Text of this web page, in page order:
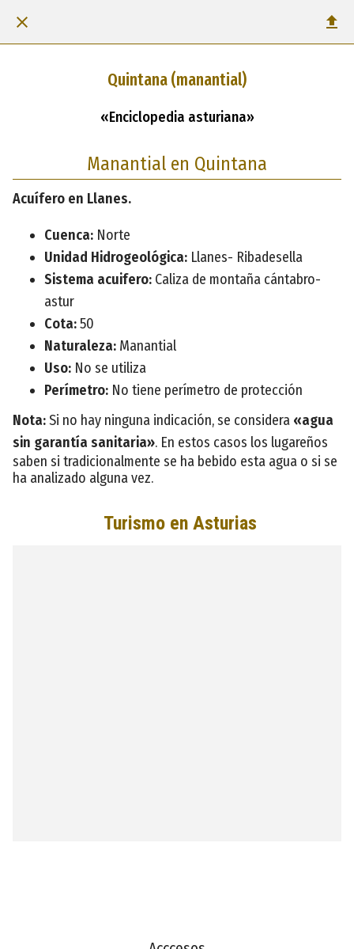
Quintana (manantial)
«Enciclopedia asturiana»
Manantial en Quintana
Acuífero en Llanes.
Cuenca: Norte
Unidad Hidrogeológica: Llanes- Ribadesella
Sistema acuifero: Caliza de montaña cántabro-
astur
Cota:50
Naturaleza: Manantial
Uso: No se utiliza
Perímetro: No tiene perímetro de protección
Nota:Si no hay ninguna indicación, se considera «agua
sin garantía sanitaria». En estos casos los lugareños
saben si tradicionalmente se ha bebido esta agua o si se
ha analizado alguna vez.